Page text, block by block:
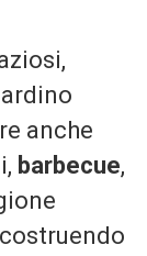
anche
barbecue,